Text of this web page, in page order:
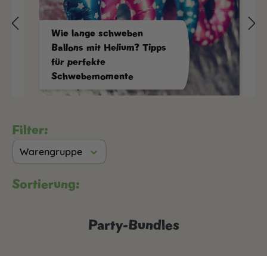
Wie lange schweben
Ballons mit Helium? Tipps
für perfekte
Schwebemomente
Filter:
Warengruppe
Sortierung:
Party-Bundles